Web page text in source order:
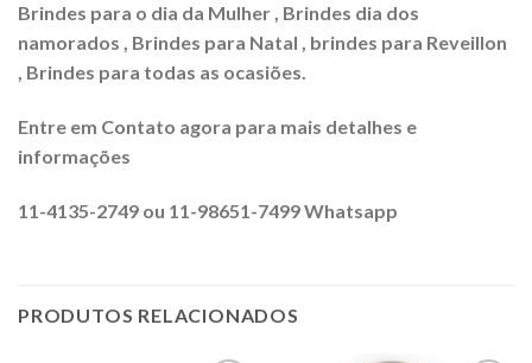
Brindes para o dia da Mulher , Brindes dia dos
namorados , Brindes para Natal , brindes para Reveillon
, Brindes para todas as ocasiões.
Entre em Contato agora para mais detalhes e
informações
11-4135-2749 ou 11-98651-7499 Whatsapp
PRODUTOS RELACIONADOS